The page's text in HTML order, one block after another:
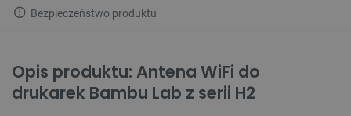
Bezpieczeństwo produktu
Opis produktu: Antena WiFi do
drukarek Bambu Lab z serii H2